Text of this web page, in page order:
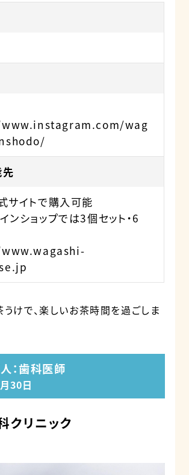
wag
サイトで購入可能
ンショップでは3個セット・6
けで、楽しいお茶時間を過ごしま
：歯科医師
30日
クリニック